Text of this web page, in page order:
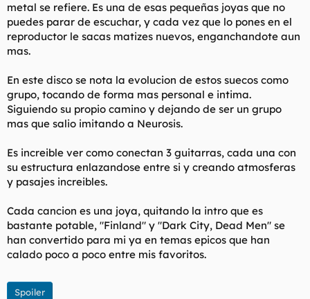
metal se refiere. Es una de esas pequeñas joyas que no
puedes parar de escuchar, y cada vez que lo pones en el
reproductor le sacas matizes nuevos, enganchandote aun
mas.
En este disco se nota la evolucion de estos suecos como
grupo, tocando de forma mas personal e intima.
Siguiendo su propio camino y dejando de ser un grupo
mas que salio imitando a Neurosis.
Es increible ver como conectan 3 guitarras, cada una con
su estructura enlazandose entre si y creando atmosferas
y pasajes increibles.
Cada cancion es una joya, quitando la intro que es
bastante potable, "Finland" y "Dark City, Dead Men" se
han convertido para mi ya en temas epicos que han
calado poco a poco entre mis favoritos.
Spoiler